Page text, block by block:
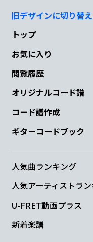
旧デザインに切り替
トップ
お気に入り
閲覧履歴
オリジナルコード譜
コード譜作成
ギターコードブック
人気曲ランキング
人気アーティストラ
U-FRET動画プラス
新着楽譜